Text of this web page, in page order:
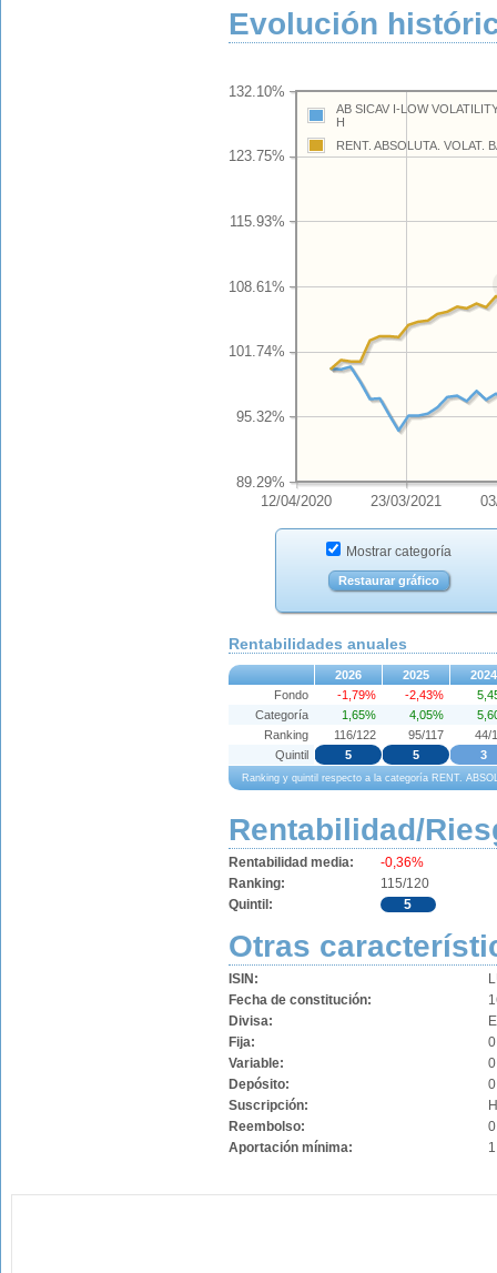
Evolución
12/04/2020 23/03/2021
89.29%
95.32%
101.74%
108.61%
115.93%
123.75%
132.10%
AB SICAV I-LOW
H
RENT. ABSOLUTA. VOLAT.
Mostrar categoría
Restaurar gráfico
Rentabilidades anuales
2026 2025 2024
Ranking y quintil respecto a la categoría RENT.
Fondo -1,79% -2,43%
Categoría
1,65% 4,05%
Ranking
116/122 95/117
44/
Quintil
5 5 3
Rentabilidad/
Rentabilidad media:
-0,36%
Ranking:
115/120
Quintil:
5
Otras
ISIN:
Fecha de constitución:
Divisa:
Fija:
Variable:
Depósito:
Suscripción:
Reembolso:
Aportación mínima: